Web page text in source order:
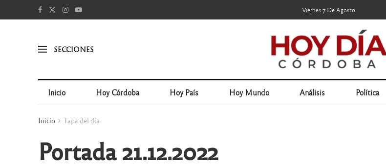
Viernes 7 De Agosto
SECCIONES
Inicio Hoy Córdoba Hoy País Hoy Mundo Análisis Política
Inicio Tapa del día
Portada 21.12.2022